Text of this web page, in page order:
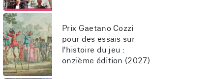
Prix Gaetano Cozzi
pour des essais sur
l'histoire du jeu :
onzième édition (2027)